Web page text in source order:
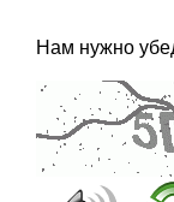
Нам нужно